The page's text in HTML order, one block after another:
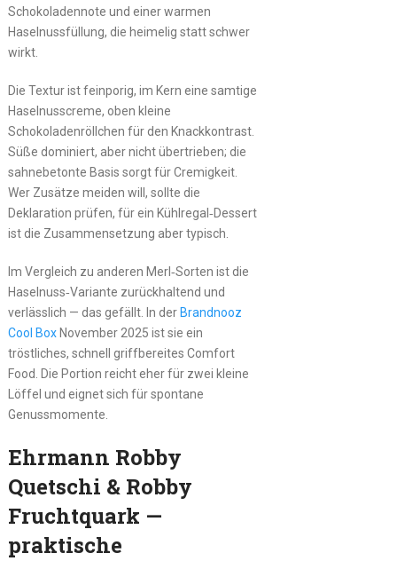
Schokoladennote und einer warmen
Haselnussfüllung, die heimelig statt schwer
wirkt.
Die Textur ist feinporig, im Kern eine samtige
Haselnusscreme, oben kleine
Schokoladenröllchen für den Knackkontrast.
Süße dominiert, aber nicht übertrieben; die
sahnebetonte Basis sorgt für Cremigkeit.
Wer Zusätze meiden will, sollte die
Deklaration prüfen, für ein Kühlregal‑Dessert
ist die Zusammensetzung aber typisch.
Im Vergleich zu anderen Merl‑Sorten ist die
Haselnuss‑Variante zurückhaltend und
verlässlich — das gefällt. In der Brandnooz
Cool BoxNovember 2025 ist sie ein
tröstliches, schnell griffbereites Comfort
Food. Die Portion reicht eher für zwei kleine
Löffel und eignet sich für spontane
Genussmomente.
Ehrmann Robby
Quetschi & Robby
Fruchtquark —
praktische